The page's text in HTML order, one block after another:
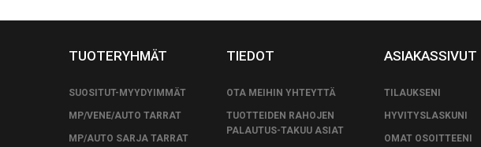
TUOTERYHMÄT
SUOSITUT-MYYDYIMMÄT
MP/VENE/AUTO TARRAT
MP/AUTO SARJA TARRAT
TIEDOT
OTA MEIHIN YHTEYTTÄ
TUOTTEIDEN RAHOJEN
PALAUTUS-TAKUU ASIAT
ASIAKASSIVUT
TILAUKSENI
HYVITYSLASKUNI
OMAT OSOITTEENI